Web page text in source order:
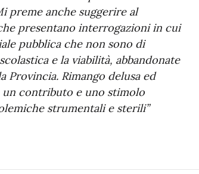
preme anche suggerire al
presentano interrogazioni in cui
pubblica che non sono di
e la viabilità, abbandonate
Rimango delusa ed
un contributo e uno stimolo
strumentali e sterili”